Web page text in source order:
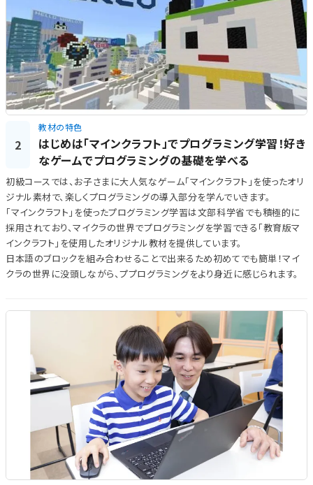
2
教材の特色
はじめは「マインクラフト」でプログラミング学習！好き
なゲームでプログラミングの基礎を学べる
初級コースでは、お子さまに大人気なゲーム「マインクラフト」を使ったオリ
ジナル素材で、楽しくプログラミングの導入部分を学んでいきます。
「マインクラフト」を使ったプログラミング学習は文部科学省でも積極的に
採用されており、マイクラの世界でプログラミングを学習できる「教育版マ
インクラフト」を使用したオリジナル教材を提供しています。
日本語のブロックを組み合わせることで出来るため初めてでも簡単！マイ
クラの世界に没頭しながら、ププログラミングをより身近に感じられます。